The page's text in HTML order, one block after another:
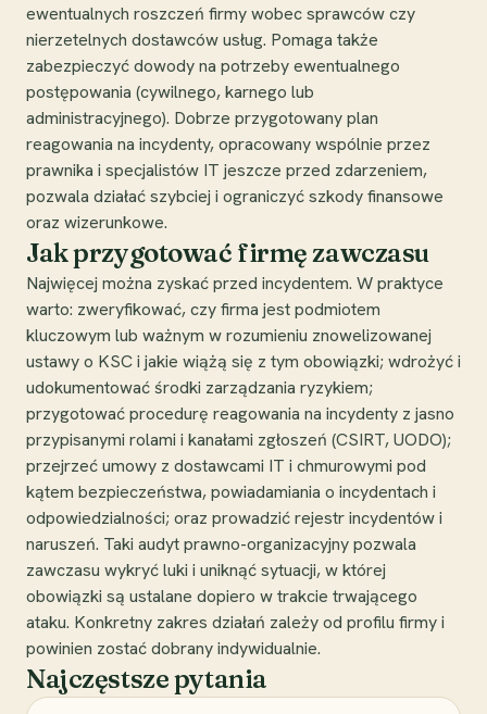
ewentualnych roszczeń firmy wobec sprawców czy
nierzetelnych dostawców usług. Pomaga także
zabezpieczyć dowody na potrzeby ewentualnego
postępowania (cywilnego, karnego lub
administracyjnego). Dobrze przygotowany plan
reagowania na incydenty, opracowany wspólnie przez
prawnika i specjalistów IT jeszcze przed zdarzeniem,
pozwala działać szybciej i ograniczyć szkody finansowe
oraz wizerunkowe.
Jak przygotować firmę zawczasu
Najwięcej można zyskać przed incydentem. W praktyce
warto: zweryfikować, czy firma jest podmiotem
kluczowym lub ważnym w rozumieniu znowelizowanej
ustawy o KSC i jakie wiążą się z tym obowiązki; wdrożyć i
udokumentować środki zarządzania ryzykiem;
przygotować procedurę reagowania na incydenty z jasno
przypisanymi rolami i kanałami zgłoszeń (CSIRT, UODO);
przejrzeć umowy z dostawcami IT i chmurowymi pod
kątem bezpieczeństwa, powiadamiania o incydentach i
odpowiedzialności; oraz prowadzić rejestr incydentów i
naruszeń. Taki audyt prawno-organizacyjny pozwala
zawczasu wykryć luki i uniknąć sytuacji, w której
obowiązki są ustalane dopiero w trakcie trwającego
ataku. Konkretny zakres działań zależy od profilu firmy i
powinien zostać dobrany indywidualnie.
Najczęstsze pytania